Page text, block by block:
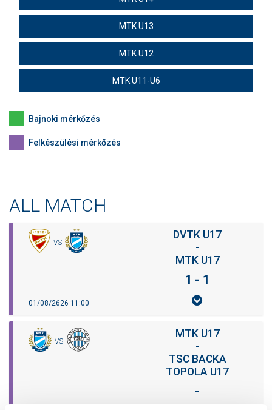
MTK U13
MTK U12
MTK U11-U6
Bajnoki mérkőzés
Felkészülési mérkőzés
ALL MATCH
01/08/2626 11:00
VS
DVTK U17
-
MTK U17
1 - 1
VS
MTK U17
-
TSC BACKA
TOPOLA U17
-